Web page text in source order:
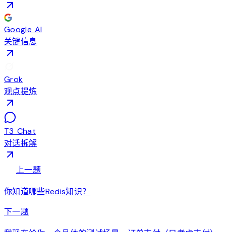
Google AI
关键信息
Grok
观点提炼
T3 Chat
对话拆解
上一题
你知道哪些Redis知识？
下一题arrow_forward